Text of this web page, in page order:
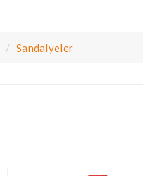
Sandalyeler